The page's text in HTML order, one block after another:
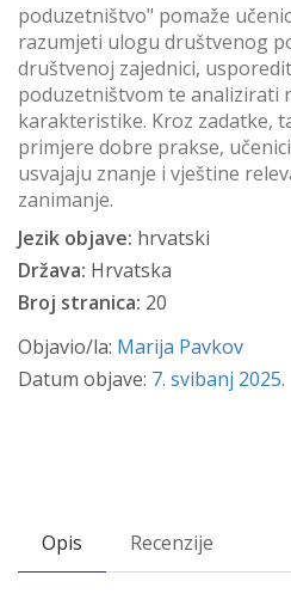
poduzetništvo" pomaže
razumjeti ulogu društvenog
društvenoj zajednici,
poduzetništvom te analizirati
karakteristike. Kroz zadatke,
primjere dobre prakse,
usvajaju znanje i vještine
zanimanje.
Jezik objave: hrvatski
Država: Hrvatska
Broj stranica: 20
Objavio/la: Marija Pavkov
Datum objave: 7. svibanj 2025.
Opis Recenzije